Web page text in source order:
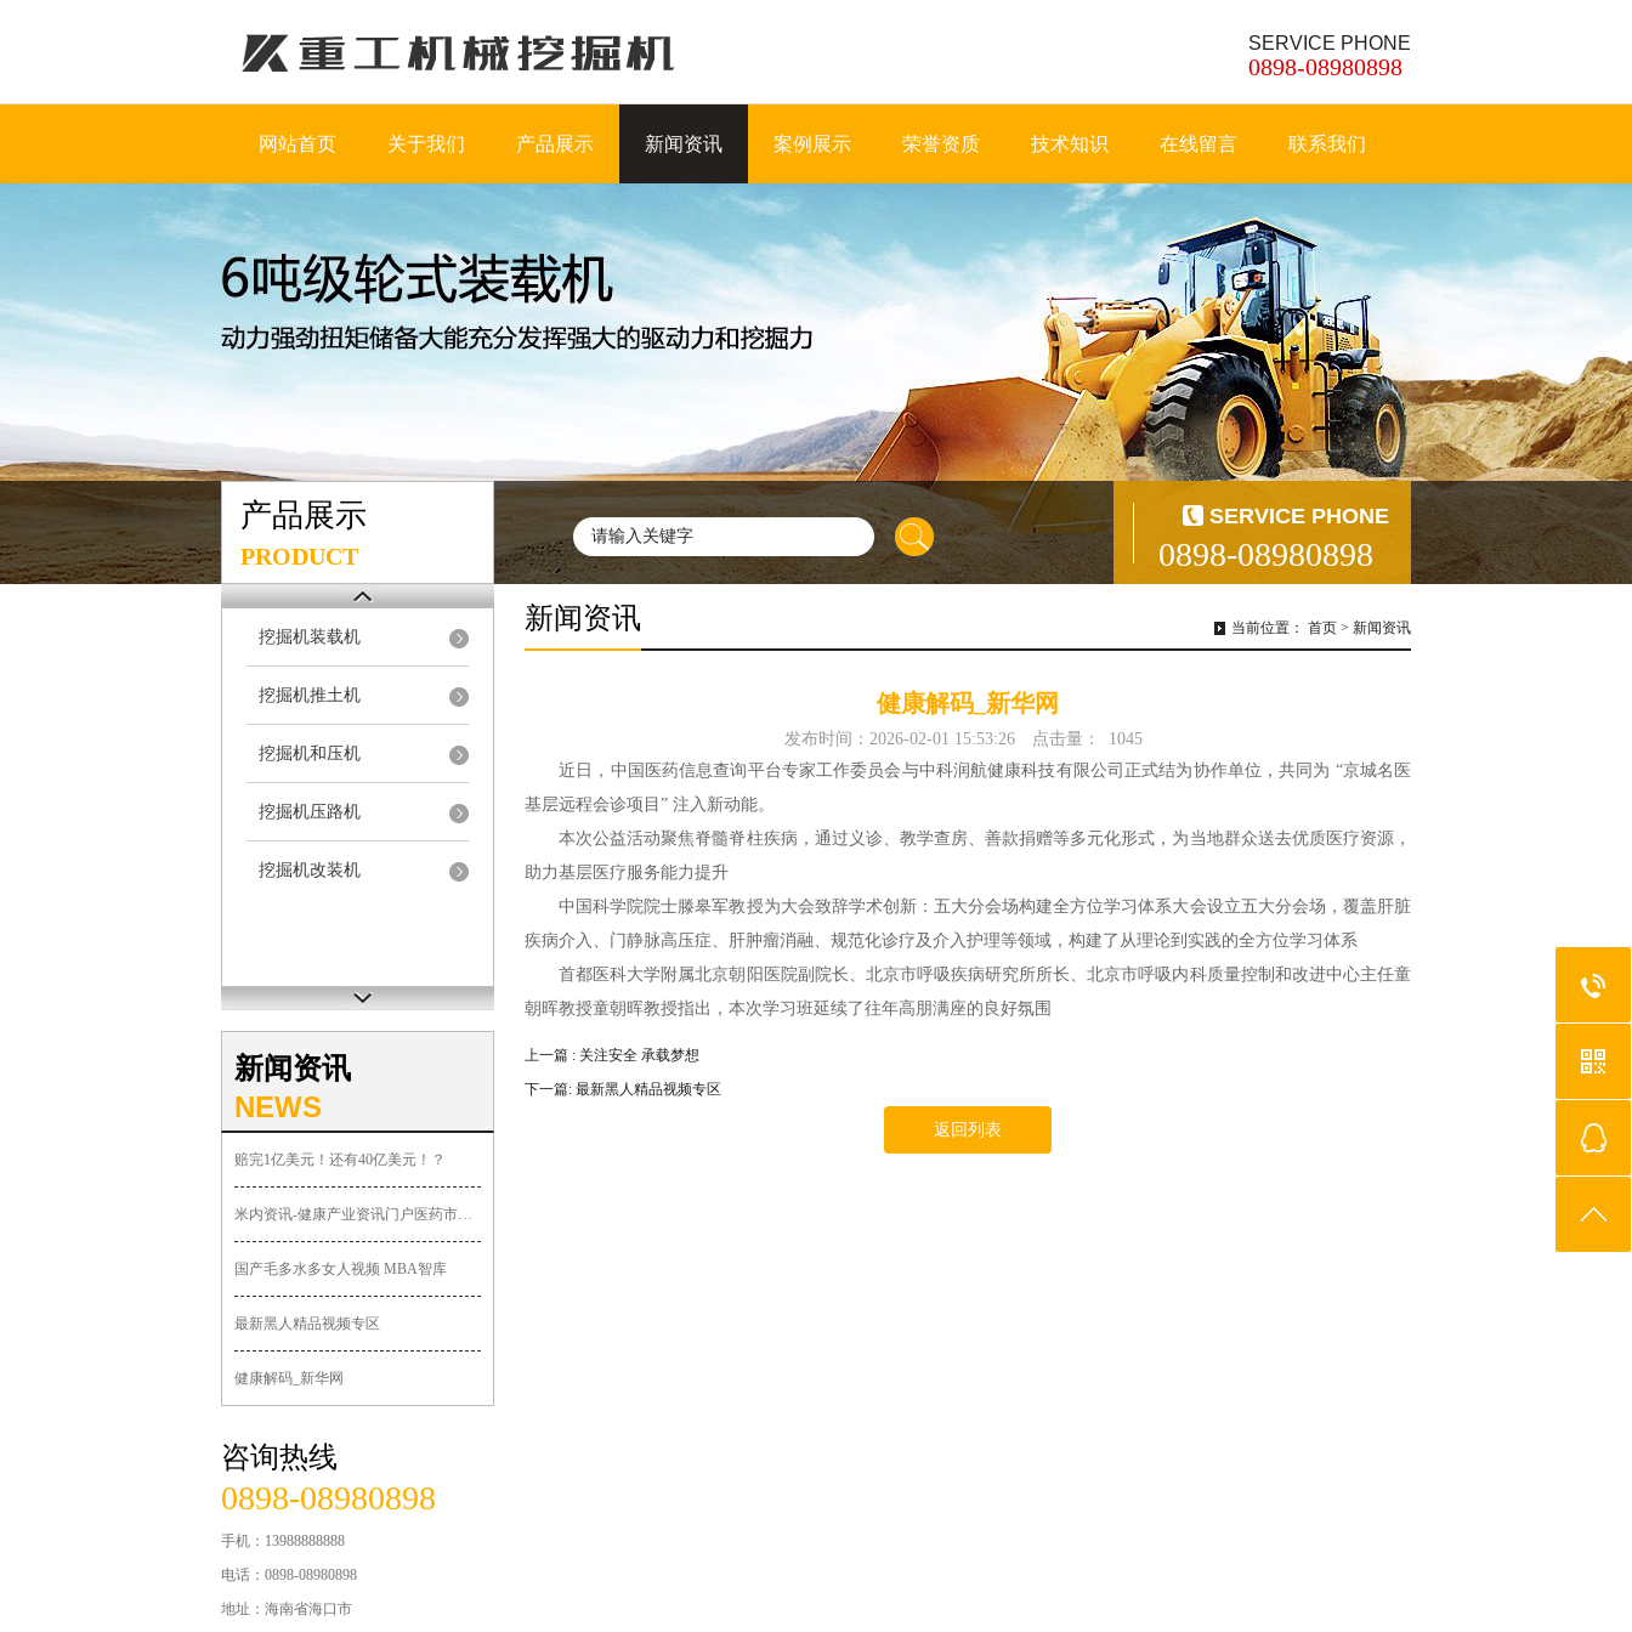
SERVICE PHONE
0898-08980898
网站首页 关于我们 产品展示 新闻资讯 案例展示 荣誉资质 技术知识 在线留言 联系我们
产品展示
PRODUCT
SERVICE PHONE
0898-08980898
挖掘机装载机
挖掘机推土机
挖掘机和压机
挖掘机压路机
挖掘机改装机
新闻资讯
NEWS
赔完1亿美元！还有40亿美元！？
米内资讯-健康产业资讯门户医药市场动态广场
国产毛多水多女人视频 MBA智库
最新黑人精品视频专区
健康解码_新华网
咨询热线
0898-08980898
手机：13988888888
电话：0898-08980898
地址：海南省海口市
新闻资讯 当前位置： 首页 > 新闻资讯
健康解码_新华网
发布时间：2026-02-01 15:53:26 点击量：
1045
近日，中国医药信息查询平台专家工作委员会与中科润航健康科技有限公司正式结为协作单位，共同为 “京城名医
基层远程会诊项目” 注入新动能。
本次公益活动聚焦脊髓脊柱疾病，通过义诊、教学查房、善款捐赠等多元化形式，为当地群众送去优质医疗资源，
助力基层医疗服务能力提升
中国科学院院士滕皋军教授为大会致辞学术创新：五大分会场构建全方位学习体系大会设立五大分会场，覆盖肝脏
疾病介入、门静脉高压症、肝肿瘤消融、规范化诊疗及介入护理等领域，构建了从理论到实践的全方位学习体系
首都医科大学附属北京朝阳医院副院长、北京市呼吸疾病研究所所长、北京市呼吸内科质量控制和改进中心主任童
朝晖教授童朝晖教授指出，本次学习班延续了往年高朋满座的良好氛围
上一篇 : 关注安全 承载梦想
下一篇: 最新黑人精品视频专区
返回列表